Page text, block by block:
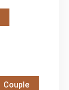
Couple